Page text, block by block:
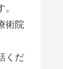
術院
くだ